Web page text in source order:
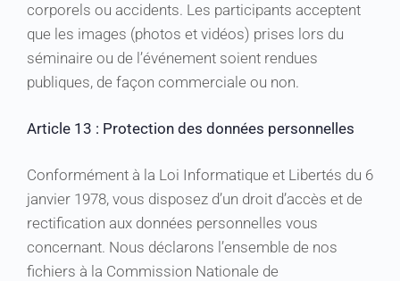
corporels ou accidents. Les participants acceptent
que les images (photos et vidéos) prises lors du
séminaire ou de l’événement soient rendues
publiques, de façon commerciale ou non.
Article 13 : Protection des données personnelles
Conformément à la Loi Informatique et Libertés du 6
janvier 1978, vous disposez d’un droit d’accès et de
rectification aux données personnelles vous
concernant. Nous déclarons l’ensemble de nos
fichiers à la Commission Nationale de